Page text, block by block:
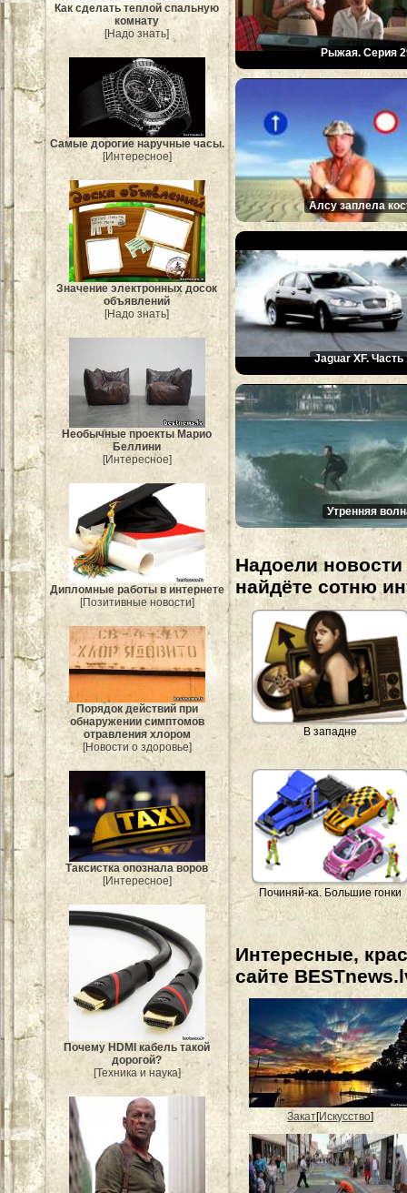
Как сделать теплой спальную
комнату
[Надо знать]
Самые дорогие наручные часы.
[Интересное]
Значение электронных досок
объявлений
[Надо знать]
Необычные проекты Марио
Беллини
[Интересное]
Дипломные работы в интернете
[Позитивные новости]
Порядок действий при
обнаружении симптомов
отравления хлором
[Новости о здоровье]
Таксистка опознала воров
[Интересное]
Почему HDMI кабель такой
дорогой?
[Техника и наука]
Рыжая. Серия
Алсу заплела
Jaguar XF. Часть
Утренняя
Надоели
найдёте сотню
В западне
Починяй-ка. Большие гонки
Интересные,
сайте
Закат[Искусство]